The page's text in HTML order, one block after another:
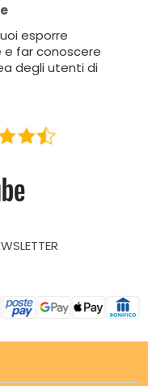
esporre
far conoscere
degli utenti di